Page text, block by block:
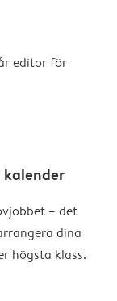
editor för
– det
dina
högsta klass.